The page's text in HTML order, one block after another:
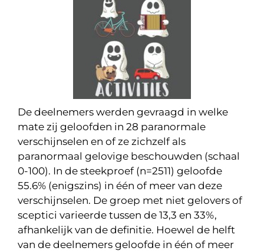
De deelnemers werden gevraagd in welke
mate zij geloofden in 28 paranormale
verschijnselen en of ze zichzelf als
paranormaal gelovige beschouwden (schaal
0-100). In de steekproef (n=2511) geloofde
55.6% (enigszins) in één of meer van deze
verschijnselen. De groep met niet gelovers of
sceptici varieerde tussen de 13,3 en 33%,
afhankelijk van de definitie. Hoewel de helft
van de deelnemers geloofde in één of meer